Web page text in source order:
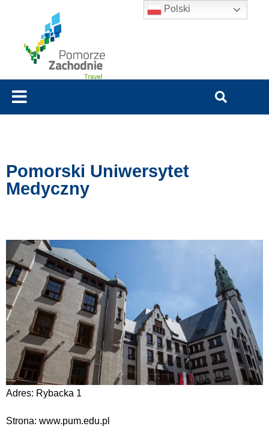
Pomorski Uniwersytet
Medyczny
Adres: Rybacka 1
Strona: www.pum.edu.pl
Polski